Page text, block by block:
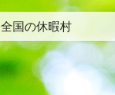
全国の休暇村